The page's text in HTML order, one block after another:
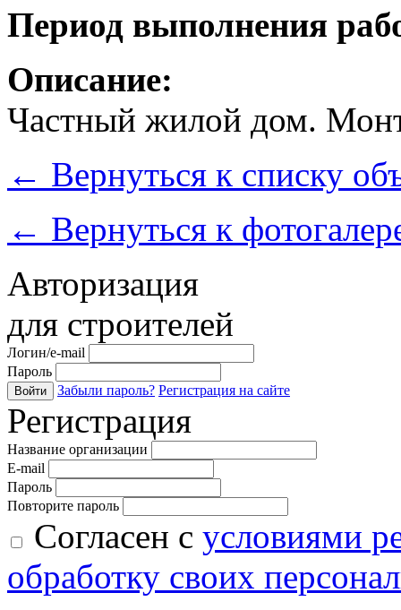
Период выполнения
Описание:
Частный жилой дом.
← Вернуться к списку
← Вернуться к
Авторизация
для строителей
Логин/e-mail
Пароль
Войти Забыли пароль? Регистрация на сайте
Регистрация
Название организации
E-mail
Пароль
Повторите пароль
Согласен с условиями
обработку своих